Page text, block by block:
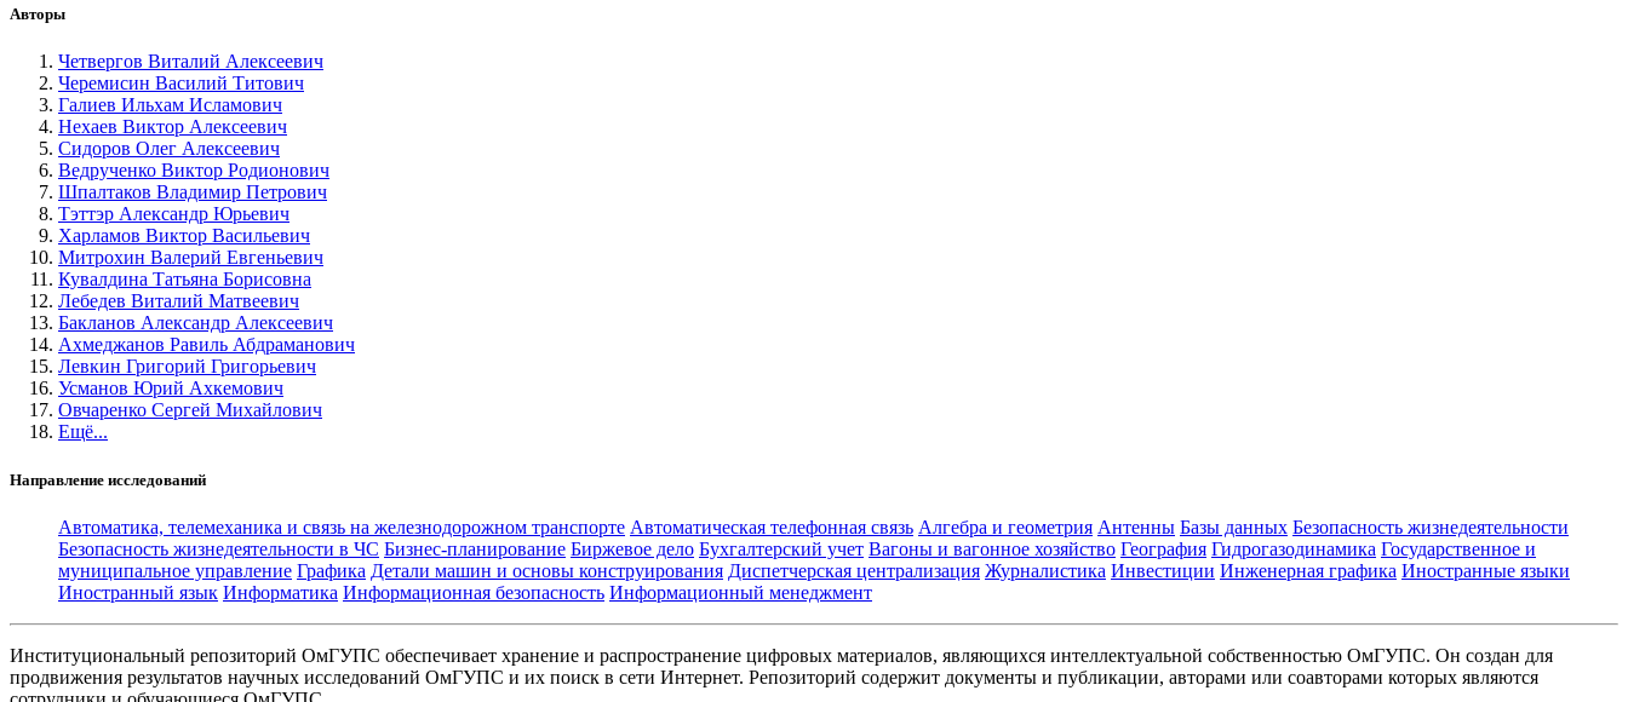
Авторы
Четвергов Виталий Алексеевич
Черемисин Василий Титович
Галиев Ильхам Исламович
Нехаев Виктор Алексеевич
Сидоров Олег Алексеевич
Ведрученко Виктор Родионович
Шпалтаков Владимир Петрович
Тэттэр Александр Юрьевич
Харламов Виктор Васильевич
Митрохин Валерий Евгеньевич
Кувалдина Татьяна Борисовна
Лебедев Виталий Матвеевич
Бакланов Александр Алексеевич
Ахмеджанов Равиль Абдраманович
Левкин Григорий Григорьевич
Усманов Юрий Ахкемович
Овчаренко Сергей Михайлович
Ещё...
Направление исследований
Автоматика, телемеханика и связь на железнодорожном транспорте Автоматическая телефонная связь Алгебра и геометрия Антенны Базы данных Безопасность жизнедеятельности
Безопасность жизнедеятельности в ЧС Бизнес-планирование Биржевое дело Бухгалтерский учет Вагоны и вагонное хозяйство География Гидрогазодинамика Государственное и
муниципальное управление Графика Детали машин и основы конструирования Диспетчерская централизация Журналистика Инвестиции Инженерная графика Иностранные языки
Иностранный язык Информатика Информационная безопасность Информационный менеджмент
Институциональный репозиторий ОмГУПС обеспечивает хранение и распространение цифровых материалов, являющихся интеллектуальной собственностью ОмГУПС. Он создан для
продвижения результатов научных исследований ОмГУПС и их поиск в сети Интернет. Репозиторий содержит документы и публикации, авторами или соавторами которых являются